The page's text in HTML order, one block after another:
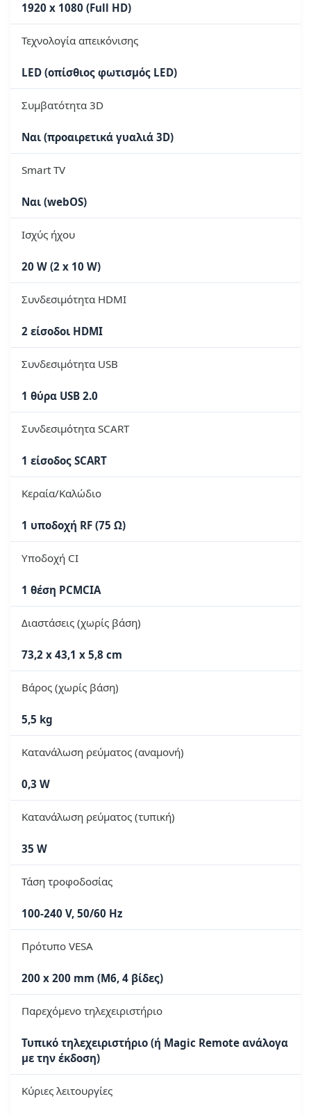
1920 x 1080 (Full HD)
Τεχνολογία απεικόνισης
LED (οπίσθιος φωτισμός LED)
Συμβατότητα 3D
Ναι (προαιρετικά γυαλιά 3D)
Smart TV
Ναι (webOS)
Ισχύς ήχου
20 W (2 x 10 W)
Συνδεσιμότητα HDMI
2 είσοδοι HDMI
Συνδεσιμότητα USB
1 θύρα USB 2.0
Συνδεσιμότητα SCART
1 είσοδος SCART
Κεραία/Καλώδιο
1 υποδοχή RF (75 Ω)
Υποδοχή CI
1 θέση PCMCIA
Διαστάσεις (χωρίς βάση)
73,2 x 43,1 x 5,8 cm
Βάρος (χωρίς βάση)
5,5 kg
Κατανάλωση ρεύματος (αναμονή)
0,3 W
Κατανάλωση ρεύματος (τυπική)
35 W
Τάση τροφοδοσίας
100-240 V, 50/60 Hz
Πρότυπο VESA
200 x 200 mm (M6, 4 βίδες)
Παρεχόμενο τηλεχειριστήριο
Τυπικό τηλεχειριστήριο (ή Magic Remote ανάλογα
με την έκδοση)
Κύριες λειτουργίες